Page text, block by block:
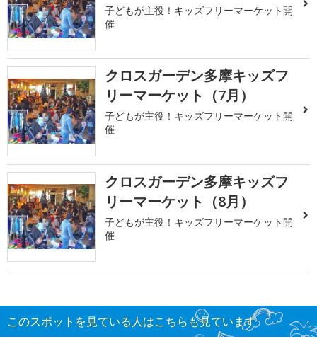
子どもが主役！キッズフリーマーケット開
催
クロスガーデン多摩キッズフ
リーマーケット（7月）
子どもが主役！キッズフリーマーケット開
催
クロスガーデン多摩キッズフ
リーマーケット（8月）
子どもが主役！キッズフリーマーケット開
催
このスポットを見ている人はこちらも見ています